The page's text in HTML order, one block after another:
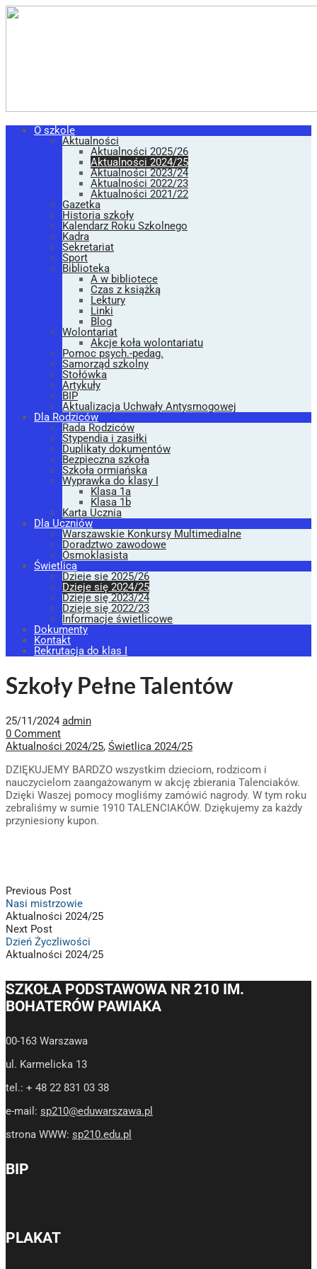
O szkole
Aktualności
Aktualności 2025/26
Aktualności 2024/25
Aktualności 2023/24
Aktualności 2022/23
Aktualności 2021/22
Gazetka
Historia szkoły
Kalendarz Roku Szkolnego
Kadra
Sekretariat
Sport
Biblioteka
A w bibliotece
Czas z książką
Lektury
Linki
Blog
Wolontariat
Akcje koła wolontariatu
Pomoc psych.-pedag.
Samorząd szkolny
Stołówka
Artykuły
BIP
Aktualizacja Uchwały Antysmogowej
Dla Rodziców
Rada Rodziców
Stypendia i zasiłki
Duplikaty dokumentów
Bezpieczna szkoła
Szkoła ormiańska
Wyprawka do klasy I
Klasa 1a
Klasa 1b
Karta Ucznia
Dla Uczniów
Warszawskie Konkursy Multimedialne
Doradztwo zawodowe
Ósmoklasista
Świetlica
Dzieje się 2025/26
Dzieje się 2024/25
Dzieje się 2023/24
Dzieje się 2022/23
Informacje świetlicowe
Dokumenty
Kontakt
Rekrutacja do klas I
Szkoły Pełne Talentów
25/11/2024 admin
0 Comment
Aktualności 2024/25, Świetlica 2024/25
DZIĘKUJEMY BARDZO wszystkim dzieciom, rodzicom i
nauczycielom zaangażowanym w akcję zbierania Talenciaków.
Dzięki Waszej pomocy mogliśmy zamówić nagrody. W tym roku
zebraliśmy w sumie 1910 TALENCIAKÓW. Dziękujemy za każdy
przyniesiony kupon.
Previous Post
Nasi mistrzowie
Aktualności 2024/25
Next Post
Dzień Życzliwości
Aktualności 2024/25
SZKOŁA PODSTAWOWA NR 210 IM.
BOHATERÓW PAWIAKA
00-163 Warszawa
ul. Karmelicka 13
tel.: + 48 22 831 03 38
e-mail: sp210@eduwarszawa.pl
strona WWW: sp210.edu.pl
BIP
PLAKAT